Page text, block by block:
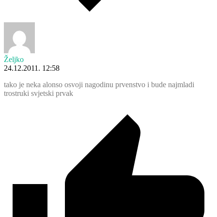
Željko
24.12.2011. 12:58
tako je neka alonso osvoji nagodinu prvenstvo i bude najmladi
trostruki svjetski prvak